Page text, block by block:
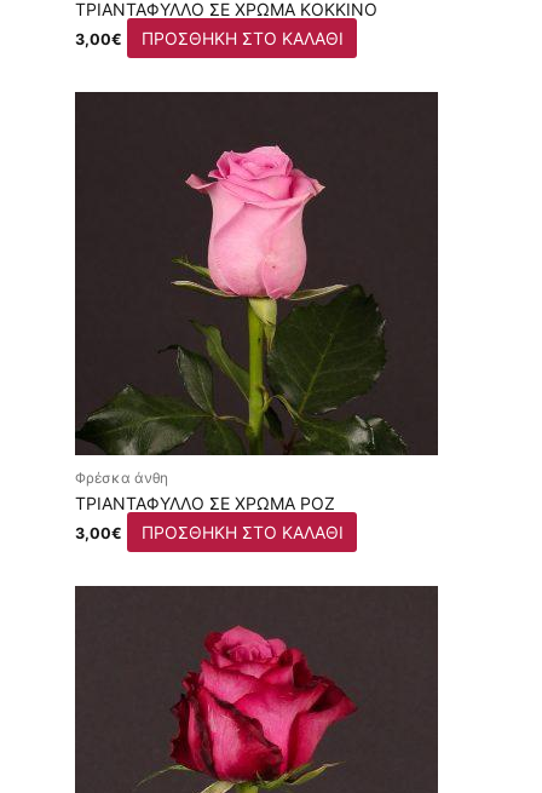
ΤΡΙΑΝΤΆΦΥΛΛΟ ΣΕ ΧΡΏΜΑ ΚΌΚΚΙΝΟ
3,00€ ΠΡΟΣΘΉΚΗ ΣΤΟ ΚΑΛΆΘΙ
Φρέσκα άνθη
ΤΡΙΑΝΤΆΦΥΛΛΟ ΣΕ ΧΡΏΜΑ ΡΟΖ
3,00€ ΠΡΟΣΘΉΚΗ ΣΤΟ ΚΑΛΆΘΙ